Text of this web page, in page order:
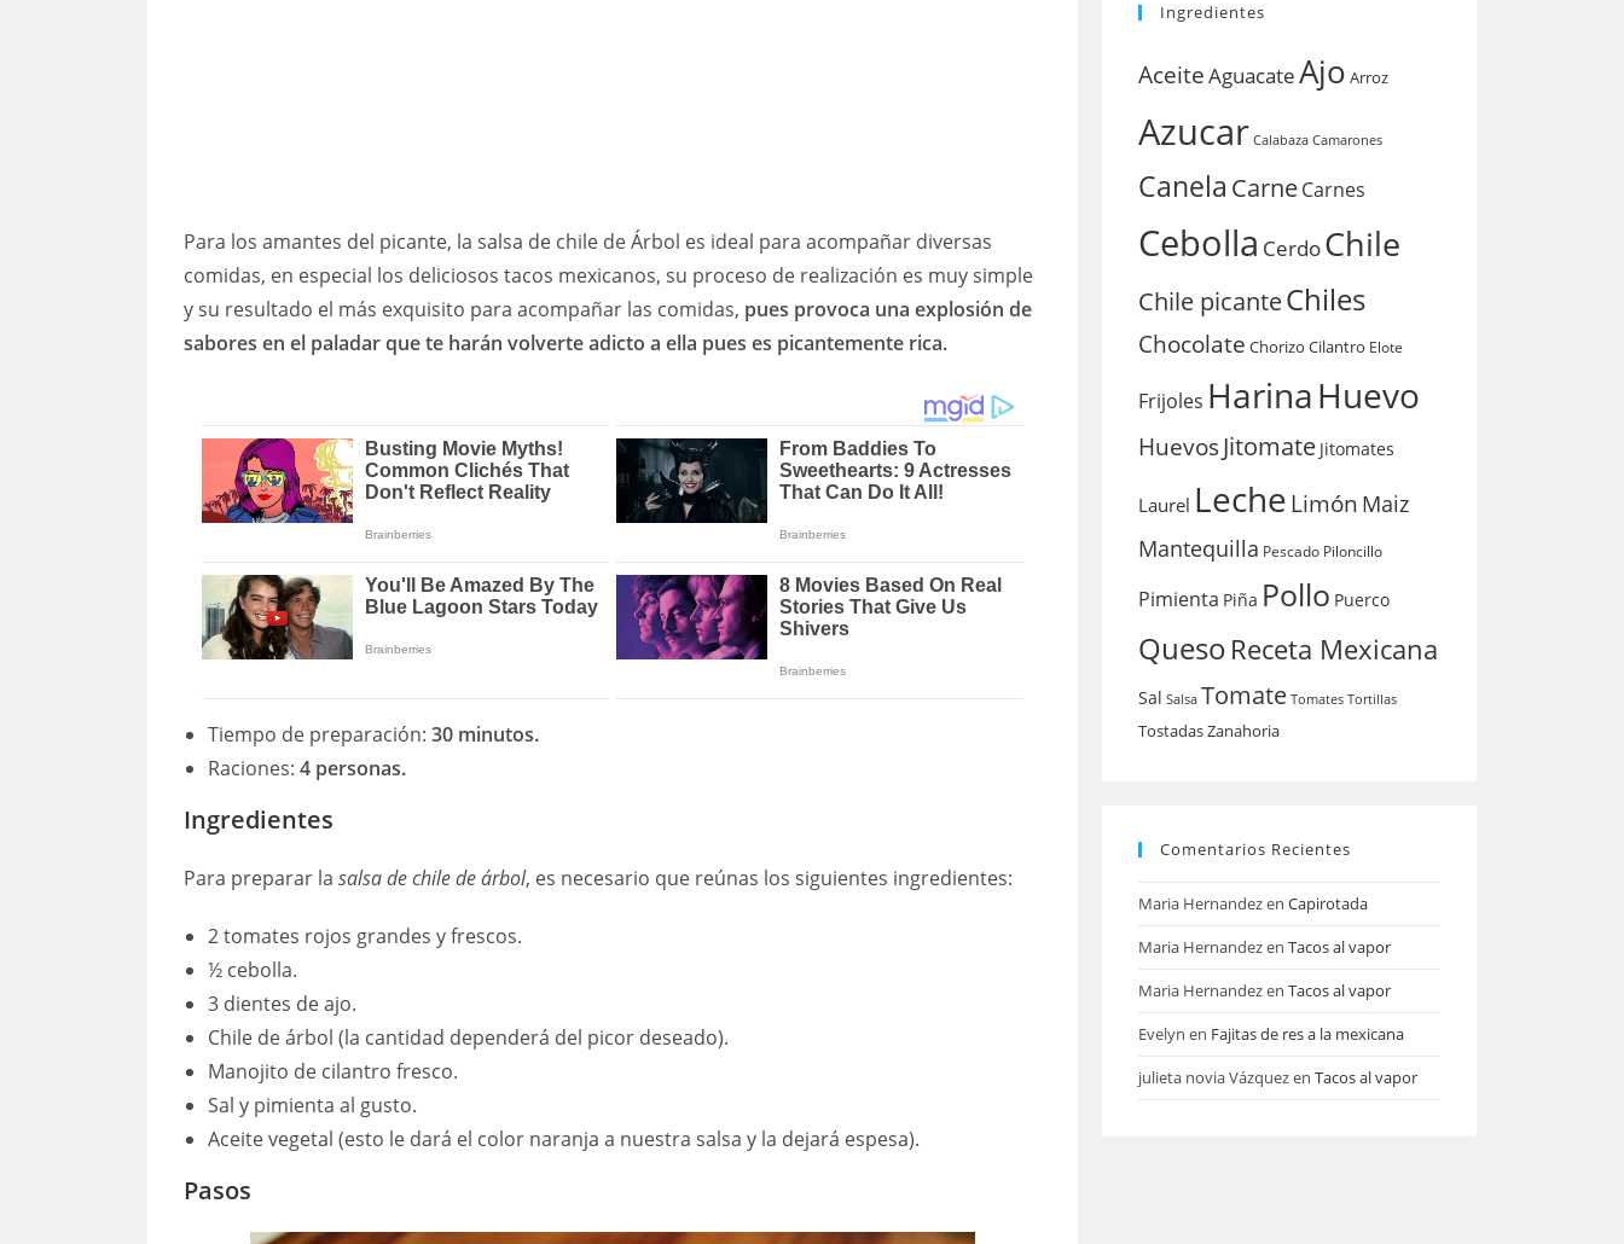
Para los amantes del picante, la salsa de chile de Árbol es ideal para acompañar diversas
comidas, en especial los deliciosos tacos mexicanos, su proceso de realización es muy simple
y su resultado el más exquisito para acompañar las comidas, pues provoca una explosión de
sabores en el paladar que te harán volverte adicto a ella pues es picantemente rica.
Tiempo de preparación: 30 minutos.
Raciones: 4 personas.
Ingredientes
Para preparar la salsa de chile de árbol, es necesario que reúnas los siguientes ingredientes:
2 tomates rojos grandes y frescos.
½ cebolla.
3 dientes de ajo.
Chile de árbol (la cantidad dependerá del picor deseado).
Manojito de cilantro fresco.
Sal y pimienta al gusto.
Aceite vegetal (esto le dará el color naranja a nuestra salsa y la dejará espesa).
Pasos
Ingredientes
AceiteAguacateAjo Arroz
Azucar Calabaza Camarones
Canela CarneCarnes
Cebolla CerdoChile
Chile picanteChiles
Chocolate Chorizo Cilantro Elote
Frijoles HarinaHuevo
HuevosJitomate Jitomates
Laurel LecheLimón Maiz
Mantequilla Pescado Piloncillo
Pimienta Piña Pollo Puerco
QuesoReceta Mexicana
Sal Salsa Tomate Tomates Tortillas
TostadasZanahoria
Comentarios Recientes
Maria Hernandezen Capirotada
Maria Hernandezen Tacos al vapor
Maria Hernandezen Tacos al vapor
Evelyn en Fajitas de res a la mexicana
julieta novia Vázquezen Tacos al vapor